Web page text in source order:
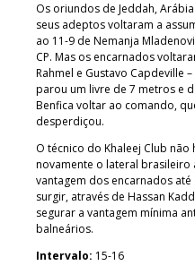
Os oriundos de Jeddah,
seus adeptos voltaram a
ao 11-9 de Nemanja
CP. Mas os encarnados
Rahmel e Gustavo Capdeville
parou um livre de 7 metros e
Benfica voltar ao comando,
desperdiçou.
O técnico do Khaleej Club
novamente o lateral brasileiro
vantagem dos encarnados
surgir, através de Hassan
segurar a vantagem mínima
balneários.
Intervalo: 15-16